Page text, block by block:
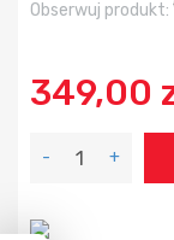
Obserwuj produkt:
349,00
- +